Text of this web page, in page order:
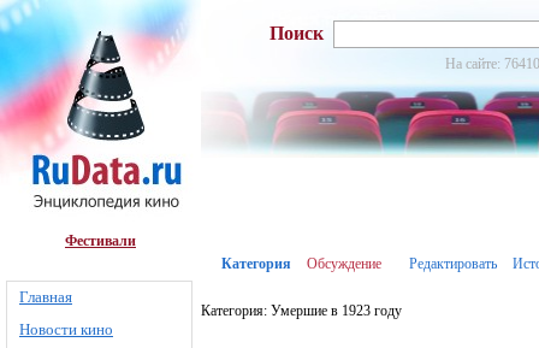
Фестивали
Главная
Новости кино
Поиск
На сайте:
Категория Обсуждение Редактировать
Категория: Умершие в 1923 году